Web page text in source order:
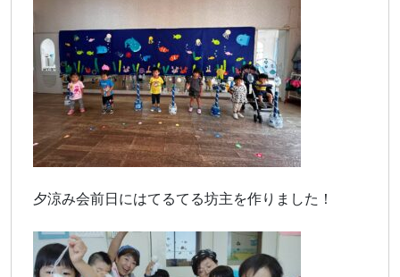
夕涼み会前日にはてるてる坊主を作りました！